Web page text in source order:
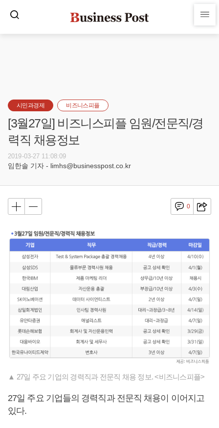
시민과경제 비즈니스피플
[3월27일] 비즈니스피플 임원/전문직/경
력직 채용정보
2019-03-27 11:08:09
임한솔 기자 - limhs@businesspost.co.kr
0
▲ 27일 주요 기업의 경력직과 전문직 채용 정보. <비즈니스피플>
27일 주요 기업들의 경력직과 전문직 채용이 이어지고
있다.